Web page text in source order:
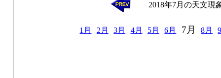
2018年7月の天文現
1月 2月 3月 4月 5月 6月 7月 8月